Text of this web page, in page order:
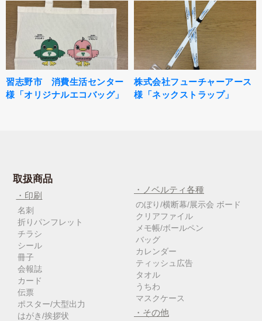
習志野市 消費生活センター
様「オリジナルエコバッグ」
株式会社フューチャーアース
様「ネックストラップ」
取扱商品
・印刷
名刺
折りパンフレット
チラシ
シール
冊子
会報誌
カード
伝票
ポスター/大型出力
はがき/挨拶状
・ノベルティ各種
のぼり/横断幕/展示会 ボード
クリアファイル
メモ帳/ボールペン
バッグ
カレンダー
ティッシュ広告
タオル
うちわ
マスクケース
・その他